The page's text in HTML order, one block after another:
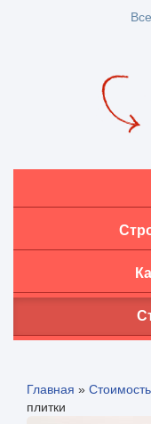
Главная »
плитки